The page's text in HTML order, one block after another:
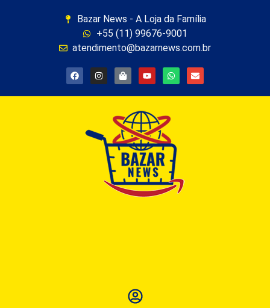
Bazar News - A Loja da Família
+55 (11) 99676-9001
atendimento@bazarnews.com.br